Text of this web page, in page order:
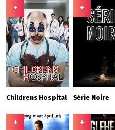
+
Childrens Hospital
+
Série Noire
+ +